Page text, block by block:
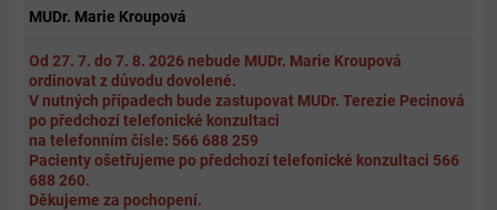
MUDr. Marie Kroupová
Od 27. 7. do 7. 8. 2026 nebude MUDr. Marie Kroupová
ordinovat z důvodu dovolené.
V nutných případech bude zastupovat MUDr. Terezie Pecinová
po předchozí telefonické konzultaci
na telefonním čísle: 566 688 259
Pacienty ošetřujeme po předchozí telefonické konzultaci 566
688 260.
Děkujeme za pochopení.